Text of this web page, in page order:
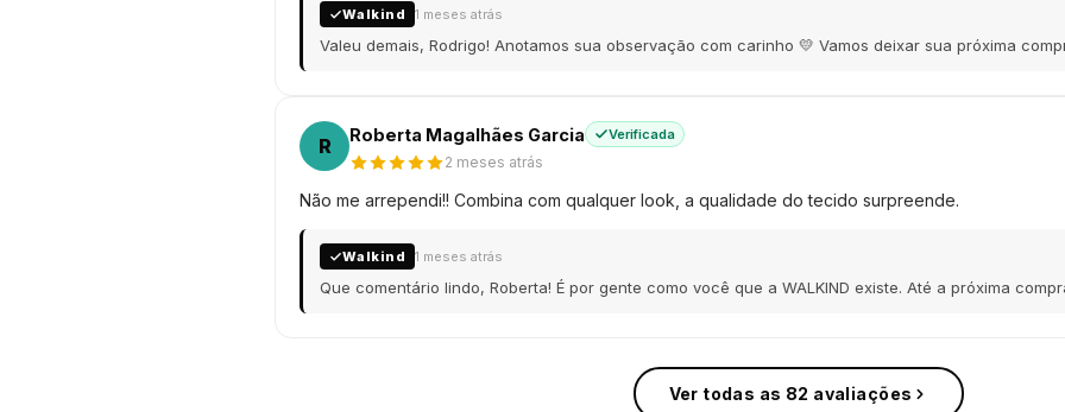
Walkind 1 meses atrás
Valeu demais, Rodrigo! Anotamos sua observação com carinho 💛 Vamos deixar sua próxima
R Roberta Magalhães Garcia Verificada
2 meses atrás
Não me arrependi!! Combina com qualquer look, a qualidade do tecido surpreende.
Walkind 1 meses atrás
Que comentário lindo, Roberta! É por gente como você que a WALKIND existe. Até a próxima
Ver todas as 82 avaliações